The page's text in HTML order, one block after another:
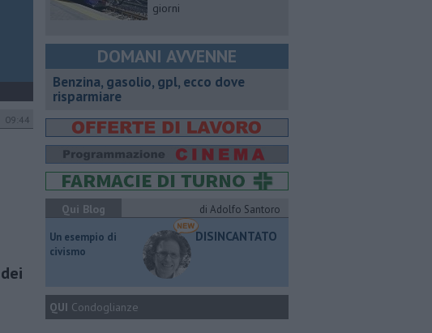
09:44
giorni
DOMANI AVVENNE
​Benzina, gasolio, gpl, ecco dove
risparmiare
Qui Blog
di Adolfo Santoro
​Un esempio di
civismo
DISINCANTATO
QUI Condoglianze